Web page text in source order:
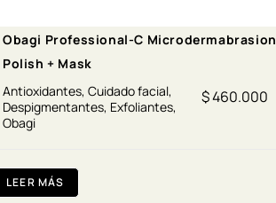
Obagi Professional-C Microdermabrasion
Polish + Mask
Antioxidantes, Cuidado facial,
Despigmentantes, Exfoliantes,
Obagi
$460.000
LEER MÁS